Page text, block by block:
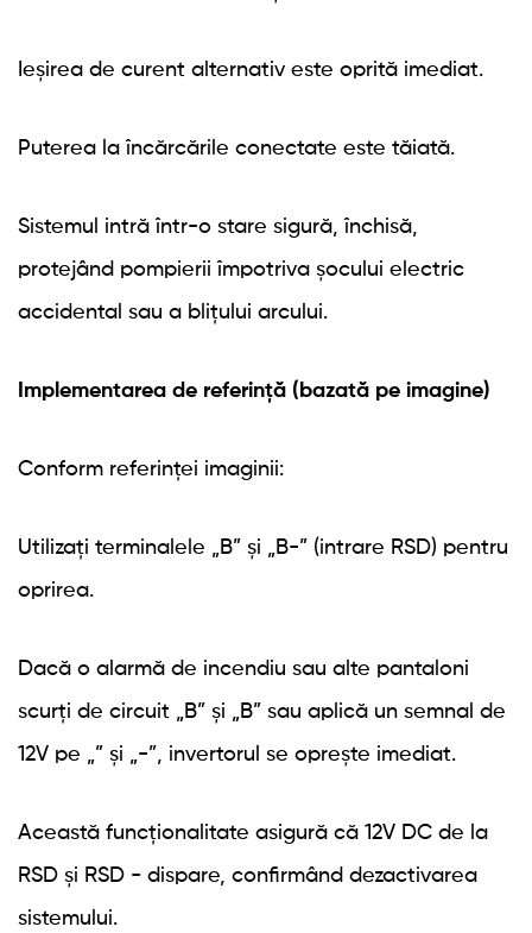
Ieșirea de curent alternativ este oprită imediat.
Puterea la încărcările conectate este tăiată.
Sistemul intră într-o stare sigură, închisă,
protejând pompierii împotriva șocului electric
accidental sau a blițului arcului.
Implementarea de referință (bazată pe imagine)
Conform referinței imaginii:
Utilizați terminalele „B” și „B-” (intrare RSD) pentru
oprirea.
Dacă o alarmă de incendiu sau alte pantaloni
scurți de circuit „B” și „B” sau aplică un semnal de
12V pe „” și „-”, invertorul se oprește imediat.
Această funcționalitate asigură că 12V DC de la
RSD și RSD - dispare, confirmând dezactivarea
sistemului.